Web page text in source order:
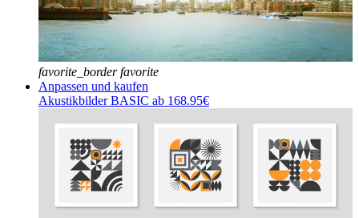
favorite_border favorite
Anpassen und kaufen
Akustikbilder BASIC ab 168.95€